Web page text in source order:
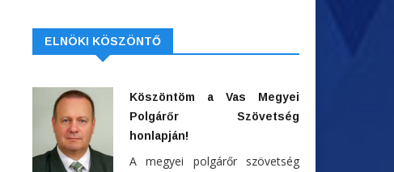
ELNÖKI KÖSZÖNTŐ
Köszöntöm a Vas Megyei
Polgárőr Szövetség
honlapján!
A megyei polgárőr szövetség